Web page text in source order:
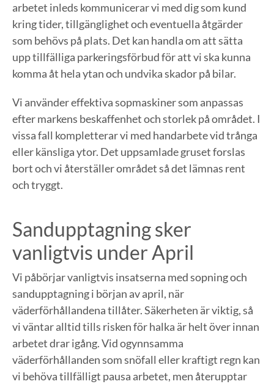
arbetet inleds kommunicerar vi med dig som kund
kring tider, tillgänglighet och eventuella åtgärder
som behövs på plats. Det kan handla om att sätta
upp tillfälliga parkeringsförbud för att vi ska kunna
komma åt hela ytan och undvika skador på bilar.
Vi använder effektiva sopmaskiner som anpassas
efter markens beskaffenhet och storlek på området. I
vissa fall kompletterar vi med handarbete vid trånga
eller känsliga ytor. Det uppsamlade gruset forslas
bort och vi återställer området så det lämnas rent
och tryggt.
Sandupptagning sker
vanligtvis under April
Vi påbörjar vanligtvis insatserna med sopning och
sandupptagning i början av april, när
väderförhållandena tillåter. Säkerheten är viktig, så
vi väntar alltid tills risken för halka är helt över innan
arbetet drar igång. Vid ogynnsamma
väderförhållanden som snöfall eller kraftigt regn kan
vi behöva tillfälligt pausa arbetet, men återupptar